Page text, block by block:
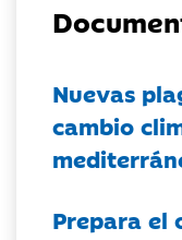
Nuevas
cambio
Prepara el